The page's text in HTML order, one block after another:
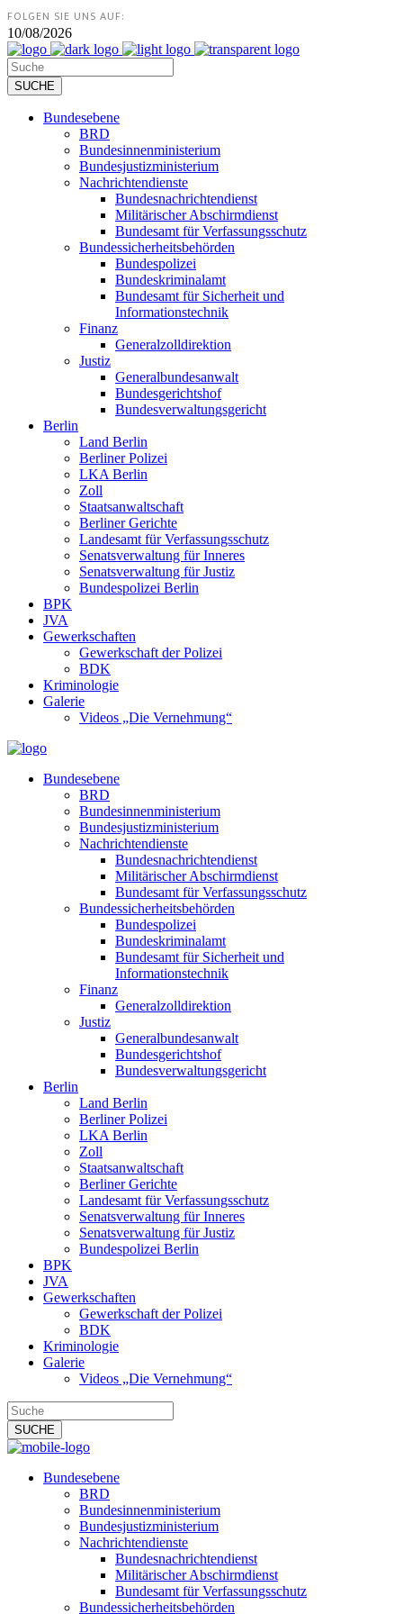
FOLGEN SIE UNS AUF:
10/08/2026
Bundesebene
BRD
Bundesinnenministerium
Bundesjustizministerium
Nachrichtendienste
Bundesnachrichtendienst
Militärischer Abschirmdienst
Bundesamt für Verfassungsschutz
Bundessicherheitsbehörden
Bundespolizei
Bundeskriminalamt
Bundesamt für Sicherheit und
Informationstechnik
Finanz
Generalzolldirektion
Justiz
Generalbundesanwalt
Bundesgerichtshof
Bundesverwaltungsgericht
Berlin
Land Berlin
Berliner Polizei
LKA Berlin
Zoll
Staatsanwaltschaft
Berliner Gerichte
Landesamt für Verfassungsschutz
Senatsverwaltung für Inneres
Senatsverwaltung für Justiz
Bundespolizei Berlin
BPK
JVA
Gewerkschaften
Gewerkschaft der Polizei
BDK
Kriminologie
Galerie
Videos „Die Vernehmung“
Bundesebene
BRD
Bundesinnenministerium
Bundesjustizministerium
Nachrichtendienste
Bundesnachrichtendienst
Militärischer Abschirmdienst
Bundesamt für Verfassungsschutz
Bundessicherheitsbehörden
Bundespolizei
Bundeskriminalamt
Bundesamt für Sicherheit und
Informationstechnik
Finanz
Generalzolldirektion
Justiz
Generalbundesanwalt
Bundesgerichtshof
Bundesverwaltungsgericht
Berlin
Land Berlin
Berliner Polizei
LKA Berlin
Zoll
Staatsanwaltschaft
Berliner Gerichte
Landesamt für Verfassungsschutz
Senatsverwaltung für Inneres
Senatsverwaltung für Justiz
Bundespolizei Berlin
BPK
JVA
Gewerkschaften
Gewerkschaft der Polizei
BDK
Kriminologie
Galerie
Videos „Die Vernehmung“
Bundesebene
BRD
Bundesinnenministerium
Bundesjustizministerium
Nachrichtendienste
Bundesnachrichtendienst
Militärischer Abschirmdienst
Bundesamt für Verfassungsschutz
Bundessicherheitsbehörden